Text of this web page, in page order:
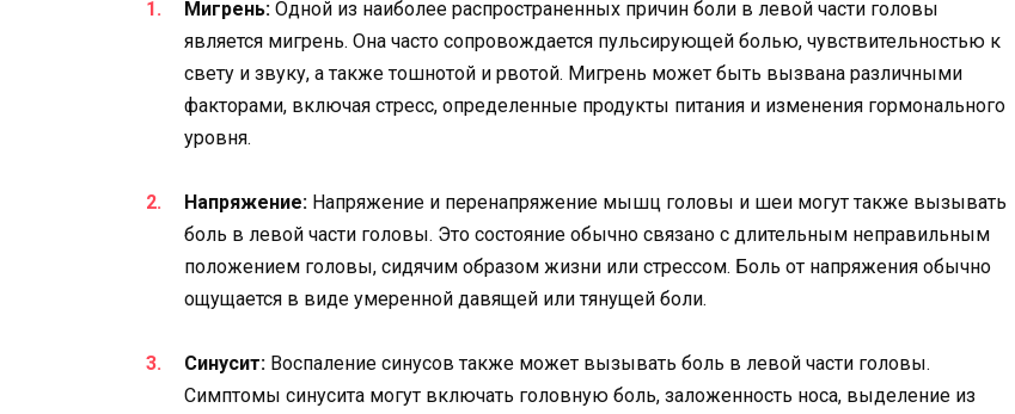
Мигрень: Одной из наиболее распространенных причин боли в левой части головы
является мигрень. Она часто сопровождается пульсирующей болью, чувствительностью к
свету и звуку, а также тошнотой и рвотой. Мигрень может быть вызвана различными
факторами, включая стресс, определенные продукты питания и изменения гормонального
уровня.
Напряжение: Напряжение и перенапряжение мышц головы и шеи могут также вызывать
боль в левой части головы. Это состояние обычно связано с длительным неправильным
положением головы, сидячим образом жизни или стрессом. Боль от напряжения обычно
ощущается в виде умеренной давящей или тянущей боли.
Синусит: Воспаление синусов также может вызывать боль в левой части головы.
Симптомы синусита могут включать головную боль, заложенность носа, выделение из